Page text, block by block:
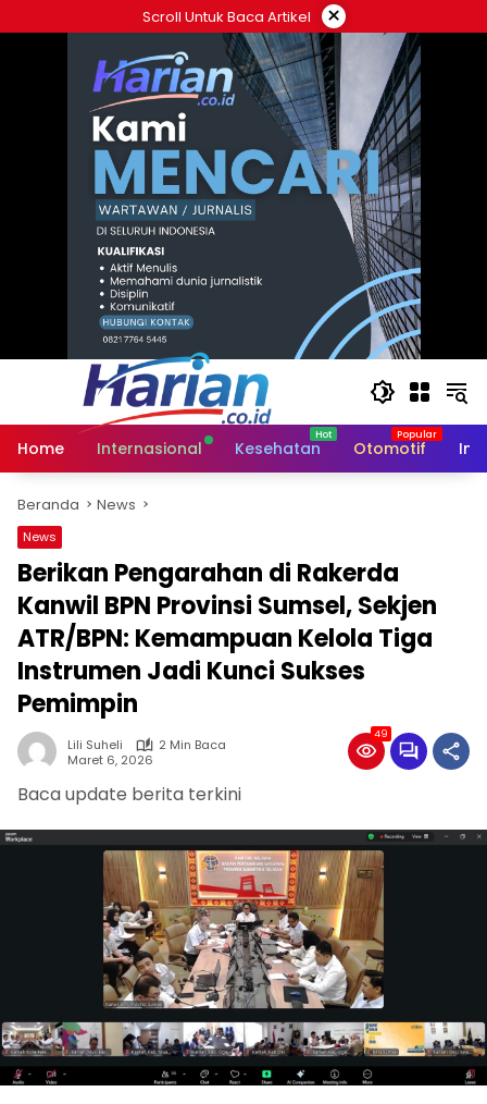
ke
Scroll Untuk Baca Artikel ×
Home Internasional Kesehatan Otomotif
Beranda News
News
Berikan Pengarahan di Rakerda
Kanwil BPN Provinsi Sumsel, Sekjen
ATR/BPN: Kemampuan Kelola Tiga
Instrumen Jadi Kunci Sukses
Pemimpin
Lili Suheli
2 Min Baca
Maret 6, 2026
49
Baca update berita terkini